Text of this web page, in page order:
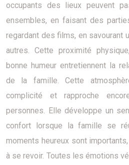
occupants des lieux peuvent
ensembles, en faisant des
regardant des films, en savourant
autres. Cette proximité
bonne humeur entretiennent la
de la famille. Cette
complicité et rapproche
personnes. Elle développe un
confort lorsque la famille se
moments heureux sont
à se revoir. Toutes les émotions